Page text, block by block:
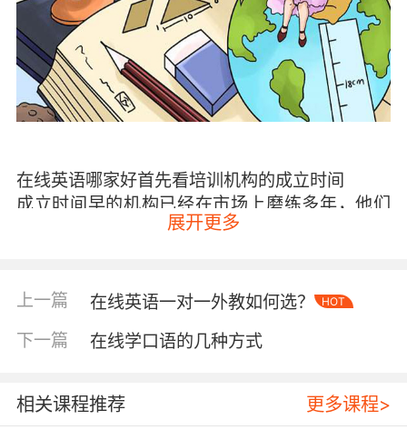
在线英语哪家好首先看培训机构的成立时间
成立时间早的机构已经在市场上磨练多年，他们
在教学上积累的经验也是更加丰富的，那么在面
与其教学的特色肯定也是分不开的。不过现在随
少优质的英语培训机构，当然想要选择到专业靠
家再做决定。
展开更多
上一篇 在线英语一对一外教如何选？ HOT
下一篇 在线学口语的几种方式
相关课程推荐 更多课程>